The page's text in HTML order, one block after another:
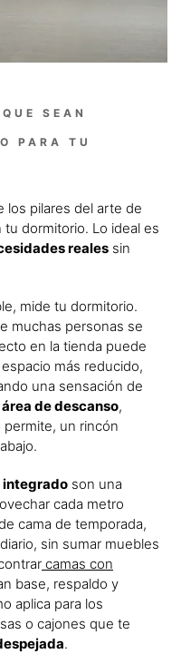
SEAN
PARA TU
los pilares del arte de
dormitorio. Lo ideal es
reales sin
mide tu dormitorio.
muchas personas se
en la tienda puede
más reducido,
una sensación de
área de descanso,
permite, un rincón
integrado son una
cada metro
cama de temporada,
sin sumar muebles
camas con
base, respaldo y
aplica para los
o cajones que te
.